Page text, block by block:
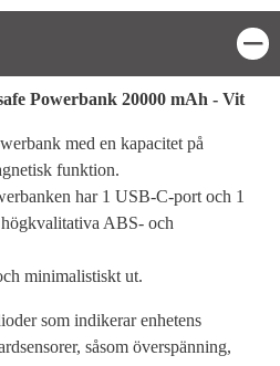
Powerbank 20000 mAh - Vit
med en kapacitet på
funktion.
har 1 USB-C-port och 1
ABS- och
minimalistiskt ut.
som indikerar enhetens
såsom överspänning,